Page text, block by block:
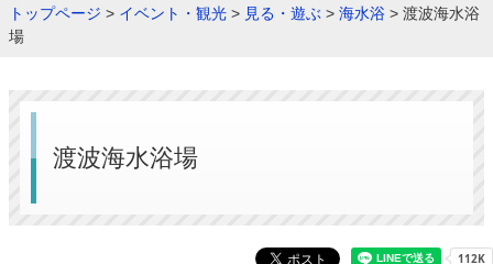
トップページ > イベント・観光 > 見る・遊ぶ > 海水浴 > 渡波海水浴
場
渡波海水浴場